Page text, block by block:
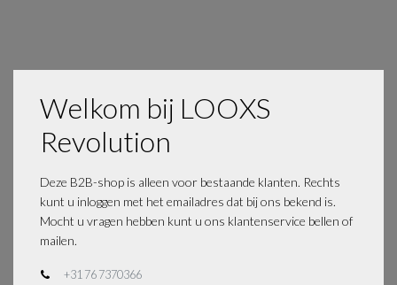
Welkom bij LOOXS
Revolution
Deze B2B-shop is alleen voor bestaande klanten. Rechts
kunt u inloggen met het emailadres dat bij ons bekend is.
Mocht u vragen hebben kunt u ons klantenservice bellen of
mailen.
+31 76 7370366